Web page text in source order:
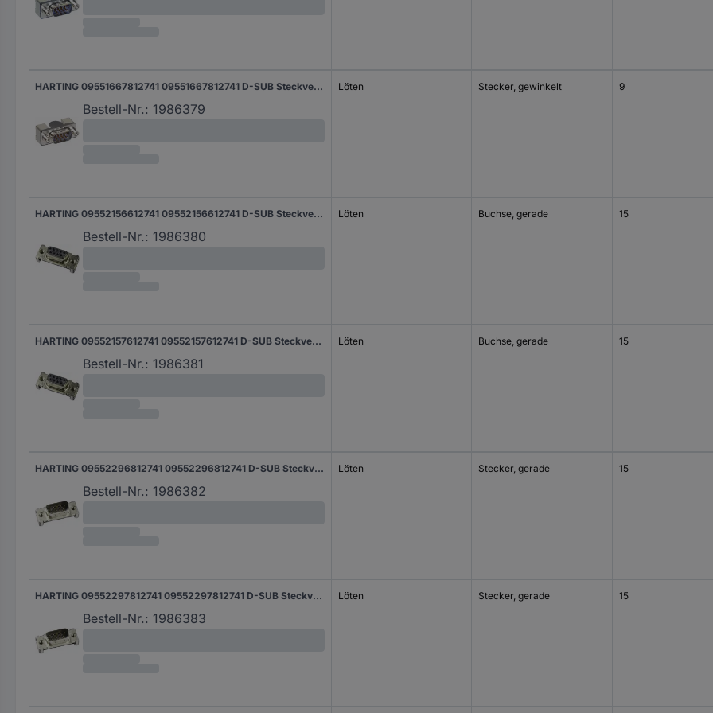
HARTING 09551667812741 09551667812741 D-SUB Steckverbinder Polzahl: 9 Löten 1 St.
Bestell-Nr.: 1986379
Löten Stecker, gewinkelt 9
HARTING 09552156612741 09552156612741 D-SUB Steckverbinder Polzahl: 15 Löten 1 St.
Bestell-Nr.: 1986380
Löten Buchse, gerade 15
HARTING 09552157612741 09552157612741 D-SUB Steckverbinder Polzahl: 15 Löten 1 St.
Bestell-Nr.: 1986381
Löten Buchse, gerade 15
HARTING 09552296812741 09552296812741 D-SUB Steckverbinder Polzahl: 15 Löten 1 St.
Bestell-Nr.: 1986382
Löten Stecker, gerade 15
HARTING 09552297812741 09552297812741 D-SUB Steckverbinder Polzahl: 15 Löten 1 St.
Bestell-Nr.: 1986383
Löten Stecker, gerade 15